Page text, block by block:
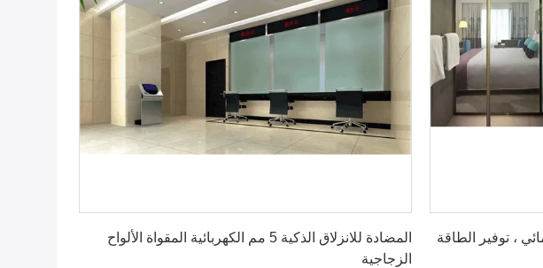
، توفير الطاقة
المضادة للانزلاق الذكية 5 مم الكهربائية المقواة الألواح
الزجاجية